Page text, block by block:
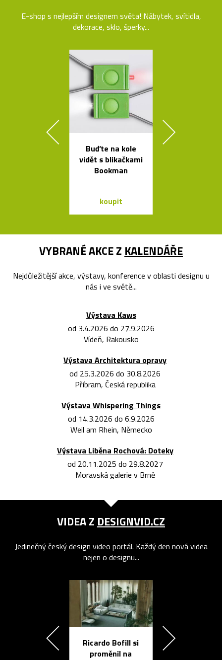
E-shop s nejlepším designem světa! Nábytek, svítidla,
dekorace, sklo, šperky...
Buďte na kole
vidět s blikačkami
Bookman
koupit
VYBRANÉ AKCE Z KALENDÁŘE
Nejdůležitější akce, výstavy, konference v oblasti designu u
nás i ve světě...
Výstava Kaws
od 3.4.2026 do 27.9.2026
Vídeň, Rakousko
Výstava Architektura opravy
od 25.3.2026 do 30.8.2026
Příbram, Česká republika
Výstava Whispering Things
od 14.3.2026 do 6.9.2026
Weil am Rhein, Německo
Výstava Liběna Rochová: Doteky
od 20.11.2025 do 29.8.2027
Moravská galerie v Brně
VIDEA Z DESIGNVID.CZ
Jedinečný český design video portál. Každý den nová videa
nejen o designu...
Ricardo Bofill si
proměnil na